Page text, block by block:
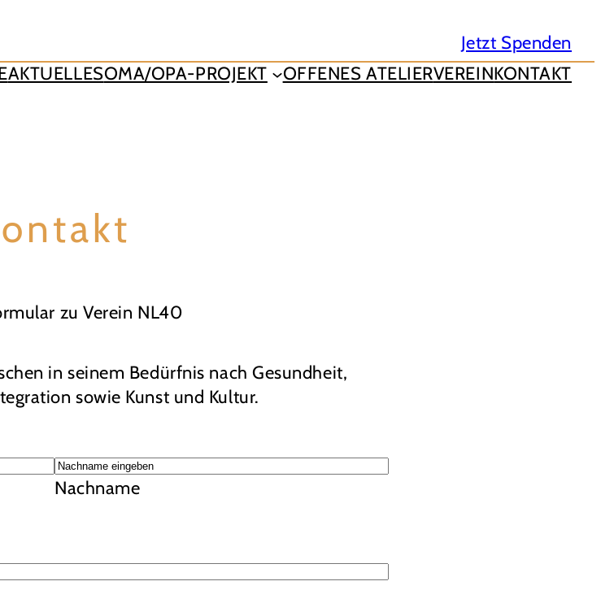
Jetzt Spenden
AKTUELLESOMA/OPA-PROJEKT OFFENES ATELIERVEREINKONTAKT
zu Verein NL40
in seinem Bedürfnis nach Gesundheit,
sowie Kunst und Kultur.
Nachname